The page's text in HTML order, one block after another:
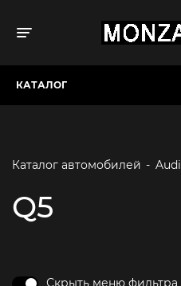
Toggle navigation
КАТАЛОГ
Каталог автомобилей - Audi
Q5
Скрыть меню фильтра